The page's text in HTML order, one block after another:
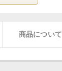
商品について